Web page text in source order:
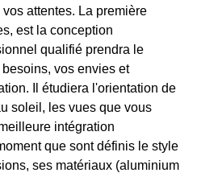
attentes. La première
est la conception
qualifié prendra le
vos envies et
Il étudiera l'orientation de
soleil, les vues que vous
intégration
que sont définis le style
ses matériaux (aluminium